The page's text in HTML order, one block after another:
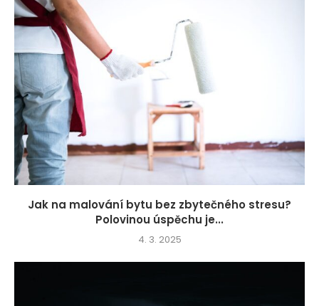
Jak na malování bytu bez zbytečného stresu?
Polovinou úspěchu je...
4. 3. 2025